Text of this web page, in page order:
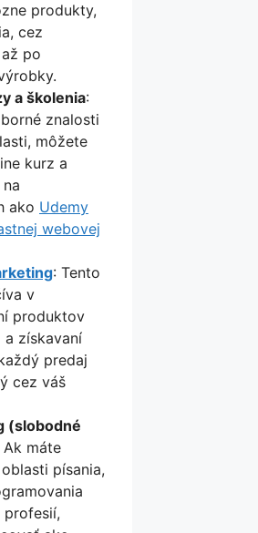
produkty,
cez
po
a školenia:
znalosti
môžete
kurz a
ako Udemy
webovej
: Tento
v
produktov
a získavaní
predaj
cez váš
(slobodné
Ak máte
písania,
profesií,